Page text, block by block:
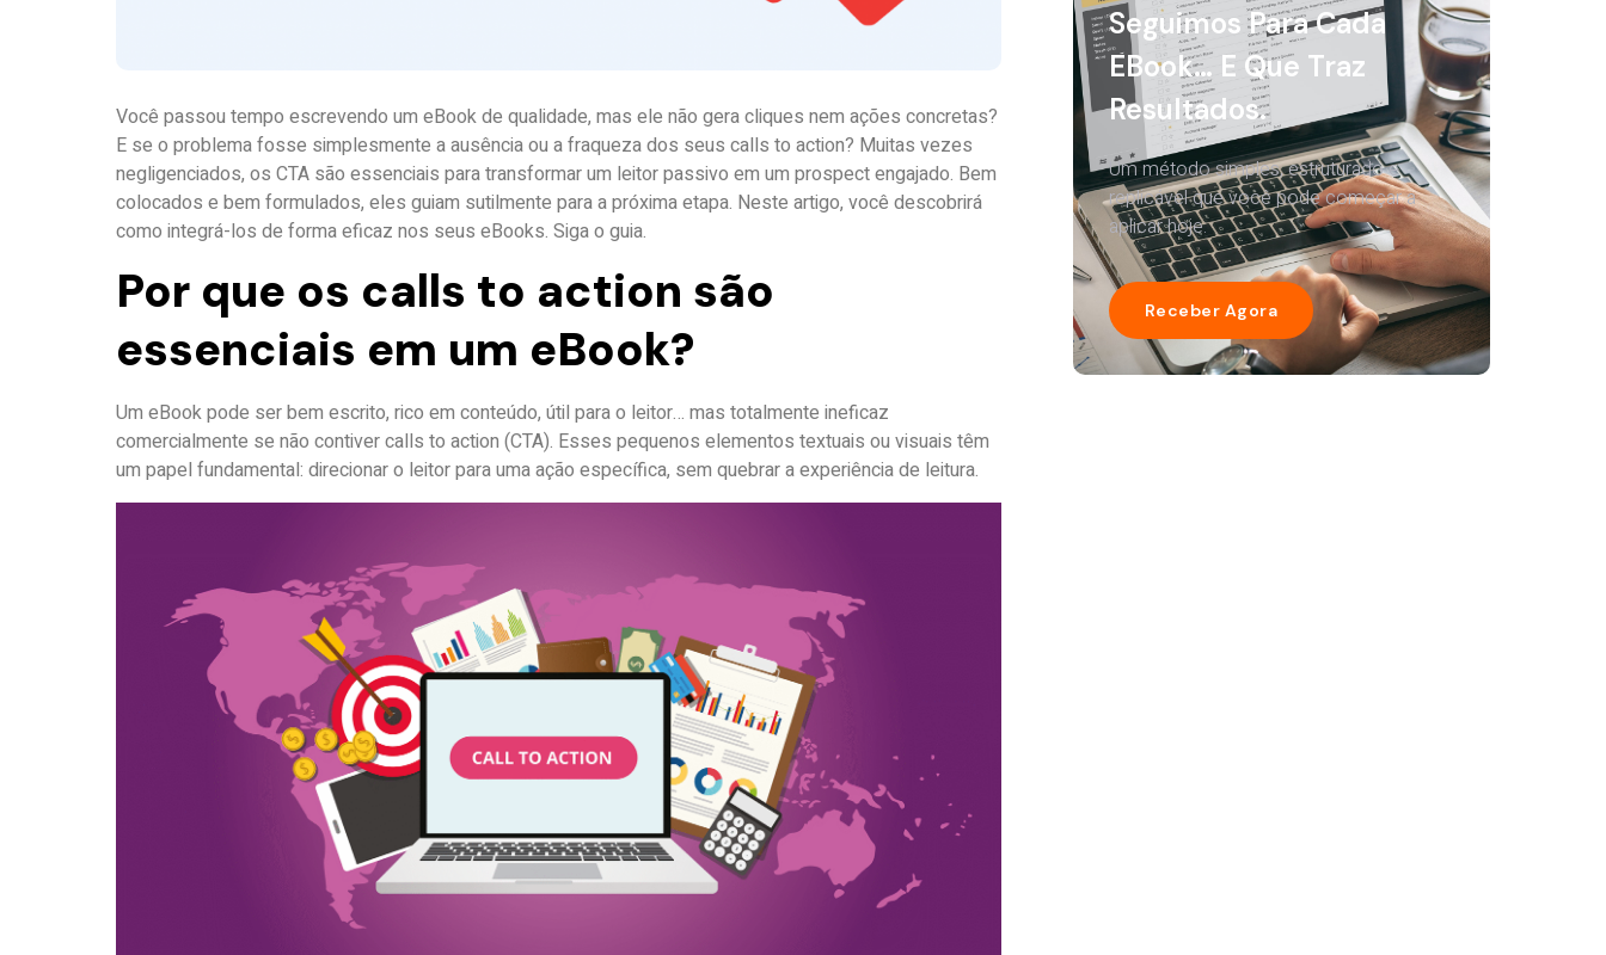
Você passou tempo escrevendo um eBook de qualidade, mas ele não gera cliques nem ações concretas?
E se o problema fosse simplesmente a ausência ou a fraqueza dos seus calls to action? Muitas vezes
negligenciados, os CTA são essenciais para transformar um leitor passivo em um prospect engajado. Bem
colocados e bem formulados, eles guiam sutilmente para a próxima etapa. Neste artigo, você descobrirá
como integrá-los de forma eficaz nos seus eBooks. Siga o guia.
Por que os calls to action são
essenciais em um eBook?
Um eBook pode ser bem escrito, rico em conteúdo, útil para o leitor… mas totalmente ineficaz
comercialmente se não contiver calls to action (CTA). Esses pequenos elementos textuais ou visuais têm
um papel fundamental: direcionar o leitor para uma ação específica, sem quebrar a experiência de leitura.
Seguimos Para Cada
EBook… E Que Traz
Resultados.
Um método simples, estruturado e
replicável que você pode começar a
aplicar hoje.
Receber Agora